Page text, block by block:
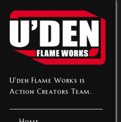
U'den Flame Works is
Action Creators Team.